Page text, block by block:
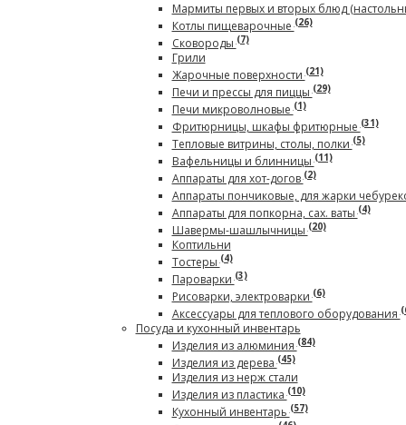
Мармиты первых и вторых блюд
Котлы пищеварочные(26)
Сковороды(7)
Грили
Жарочные поверхности(21)
Печи и прессы для пиццы(29)
Печи микроволновые(1)
Фритюрницы, шкафы фритюрные(31)
Тепловые витрины, столы, полки(5)
Вафельницы и блинницы(11)
Аппараты для хот-догов(2)
Аппараты пончиковые, для жарки
Аппараты для попкорна, сах. ваты(4)
Шавермы-шашлычницы(20)
Коптильни
Тостеры(4)
Пароварки(3)
Рисоварки, электроварки(6)
Аксессуары для теплового оборудования
Посуда и кухонный инвентарь
Изделия из алюминия(84)
Изделия из дерева(45)
Изделия из нерж стали
Изделия из пластика(10)
Кухонный инвентарь(57)